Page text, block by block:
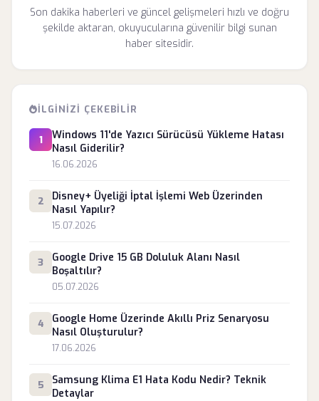
Son dakika haberleri ve güncel gelişmeleri hızlı ve doğru
şekilde aktaran, okuyucularına güvenilir bilgi sunan
haber sitesidir.
İLGINIZI ÇEKEBILIR
1
Windows 11'de Yazıcı Sürücüsü Yükleme Hatası
Nasıl Giderilir?
16.06.2026
2
Disney+ Üyeliği İptal İşlemi Web Üzerinden
Nasıl Yapılır?
15.07.2026
3
Google Drive 15 GB Doluluk Alanı Nasıl
Boşaltılır?
05.07.2026
4
Google Home Üzerinde Akıllı Priz Senaryosu
Nasıl Oluşturulur?
17.06.2026
5
Samsung Klima E1 Hata Kodu Nedir? Teknik
Detaylar